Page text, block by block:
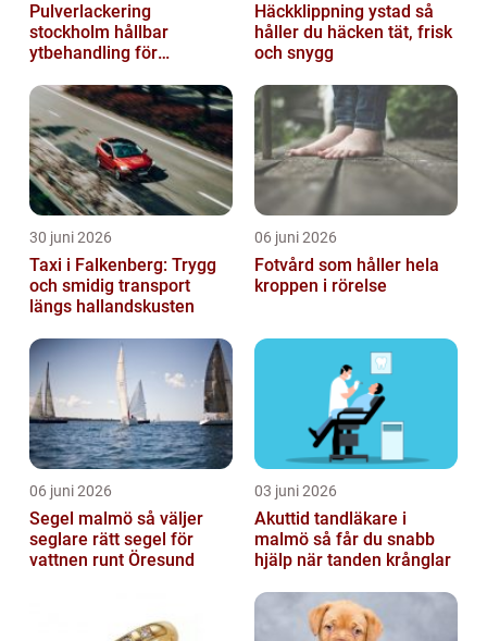
Pulverlackering
stockholm hållbar
ytbehandling för
Häckklippning ystad så
håller du häcken tät, frisk
och snygg
30 juni 2026
Taxi i Falkenberg: Trygg
och smidig transport
längs hallandskusten
06 juni 2026
Fotvård som håller hela
kroppen i rörelse
06 juni 2026
Segel malmö så väljer
seglare rätt segel för
vattnen runt Öresund
03 juni 2026
Akuttid tandläkare i
malmö så får du snabb
hjälp när tanden krånglar